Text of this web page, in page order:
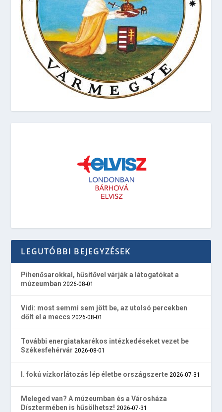
LEGUTÓBBI BEJEGYZÉSEK
Pihenősarokkal, hűsítővel várják a látogatókat a
múzeumban 2026-08-01
Vidi: most semmi sem jött be, az utolsó percekben
dőlt el a meccs 2026-08-01
További energiatakarékos intézkedéseket vezet be
Székesfehérvár 2026-08-01
I. fokú vízkorlátozás lép életbe országszerte 2026-07-31
Meleged van? A múzeumban és a Városháza
Dísztermében is hűsölhetsz! 2026-07-31